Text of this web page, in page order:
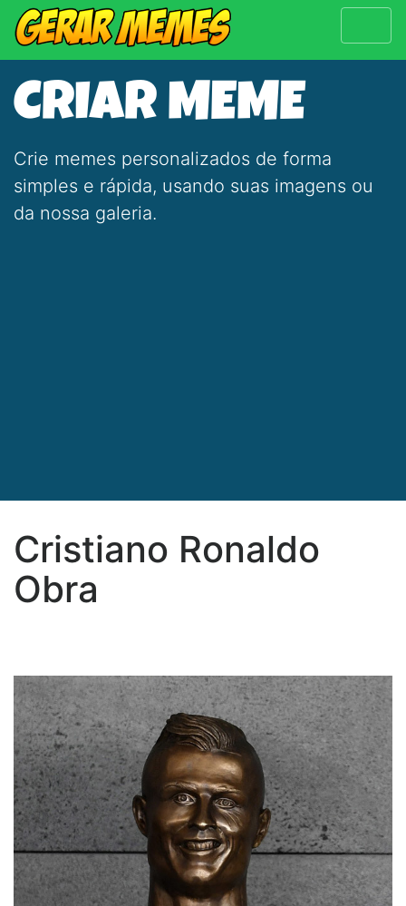
CRIAR MEME
Crie memes personalizados de forma
simples e rápida, usando suas imagens ou
da nossa galeria.
Cristiano Ronaldo
Obra